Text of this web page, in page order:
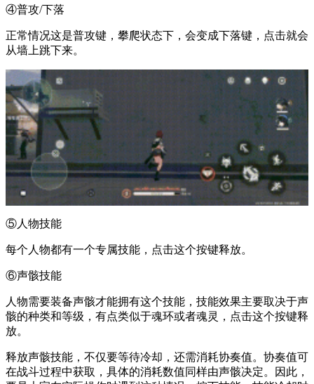
④普攻/下落
正常情况这是普攻键，攀爬状态下，会变成下落键，点击就会
从墙上跳下来。
⑤人物技能
每个人物都有一个专属技能，点击这个按键释放。
⑥声骸技能
人物需要装备声骸才能拥有这个技能，技能效果主要取决于声
骸的种类和等级，有点类似于魂环或者魂灵，点击这个按键释
放。
释放声骸技能，不仅要等待冷却，还需消耗协奏值。协奏值可
在战斗过程中获取，具体的消耗数值同样由声骸决定。因此，